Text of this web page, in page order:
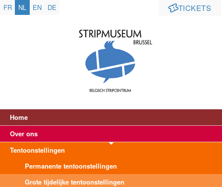
TICKETS
FR NL EN DE
Home
Over ons
Tentoonstellingen
Permanente tentoonstellingen
Grote tijdelijke tentoonstellingen